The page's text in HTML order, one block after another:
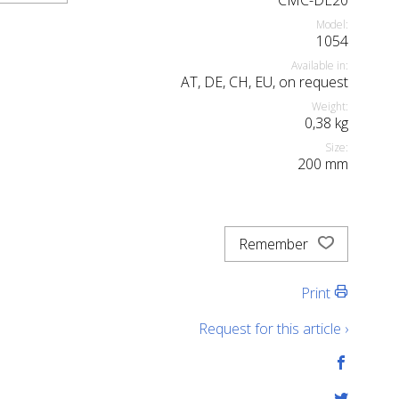
Model:
1054
Available in:
AT, DE, CH, EU, on request
Weight:
0,38 kg
Size:
200 mm
Remember
Print
Request for this article ›